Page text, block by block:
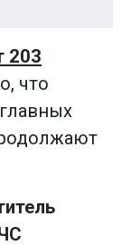
203
что